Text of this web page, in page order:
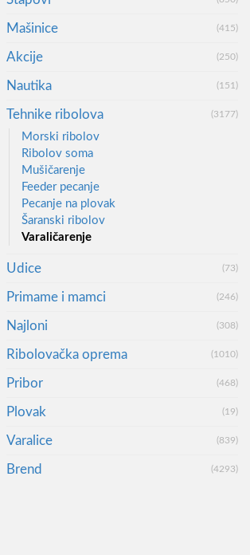
Mašinice (415)
Akcije (250)
Nautika (151)
Tehnike ribolova (3177)
Morski ribolov
Ribolov soma
Mušičarenje
Feeder pecanje
Pecanje na plovak
Šaranski ribolov
Varaličarenje
Udice (73)
Primame i mamci (246)
Najloni (308)
Ribolovačka oprema (1010)
Pribor (468)
Plovak (19)
Varalice (839)
Brend (4293)